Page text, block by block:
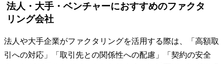
法人・大手・ベンチャーにおすすめのファクタ
リング会社
法人や大手企業がファクタリングを活用する際は、「高額取
引への対応」「取引先との関係性への配慮」「契約の安全